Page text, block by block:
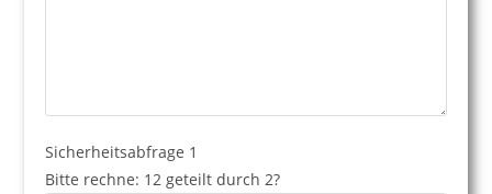
Sicherheitsabfrage 1
Bitte rechne: 12 geteilt durch 2?